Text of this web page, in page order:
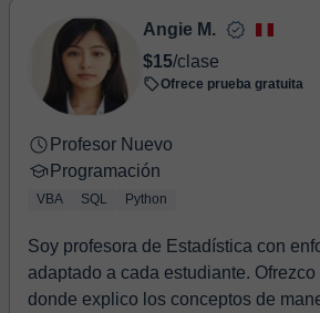
Angie M.
$15/clase
Ofrece prueba gratuita
Profesor Nuevo
Programación
VBA SQL Python
Soy profesora de Estadística con
adaptado a cada estudiante.
donde explico los conceptos de